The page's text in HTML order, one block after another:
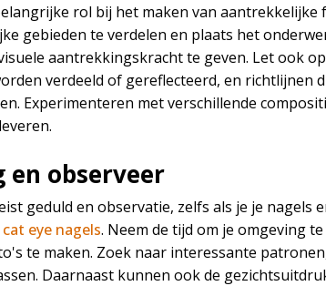
rol bij het maken van aantrekkelijke
gebieden te verdelen en plaats het
aantrekkingskracht te geven. Let ook
verdeeld of gereflecteerd, en richtlijnen
Experimenteren met verschillende
en observeer
geduld en observatie, zelfs als je je nagels
eye nagels. Neem de tijd om je omgeving
te maken. Zoek naar interessante
Daarnaast kunnen ook de